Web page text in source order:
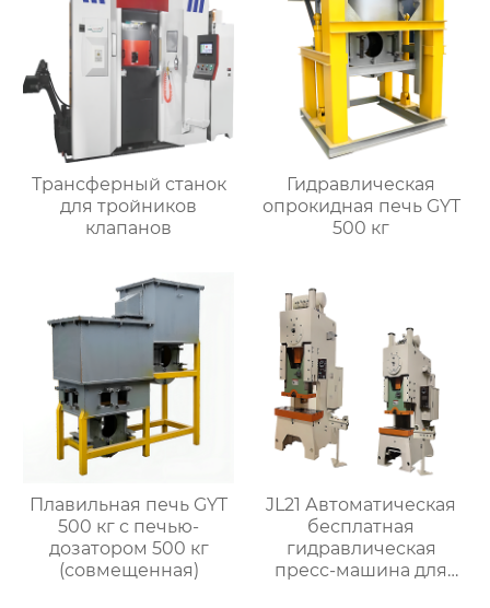
Трансферный станок
для тройников
клапанов
Гидравлическая
опрокидная печь GYT
500 кг
Плавильная печь GYT
500 кг с печью-
дозатором 500 кг
(совмещенная)
JL21 Автоматическая
бесплатная
гидравлическая
пресс-машина для